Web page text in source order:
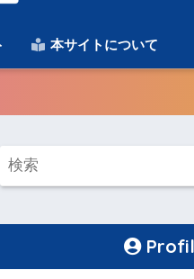
本サイトについて